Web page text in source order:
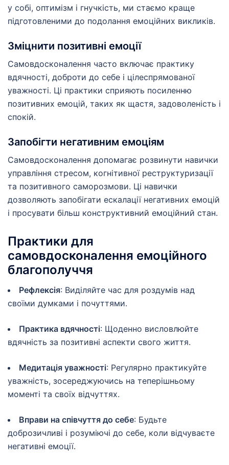
у собі, оптимізм і гнучкість, ми стаємо краще
підготовленими до подолання емоційних викликів.
Зміцнити позитивні емоції
Самовдосконалення часто включає практику
вдячності, доброти до себе і цілеспрямованої
уважності. Ці практики сприяють посиленню
позитивних емоцій, таких як щастя, задоволеність і
спокій.
Запобігти негативним емоціям
Самовдосконалення допомагає розвинути навички
управління стресом, когнітивної реструктуризації
та позитивного саморозмови. Ці навички
дозволяють запобігати ескалації негативних емоцій
і просувати більш конструктивний емоційний стан.
Практики для
самовдосконалення емоційного
благополуччя
Рефлексія: Виділяйте час для роздумів над
своїми думками і почуттями.
Практика вдячності: Щоденно висловлюйте
вдячність за позитивні аспекти свого життя.
Медитація уважності: Регулярно практикуйте
уважність, зосереджуючись на теперішньому
моменті та своїх відчуттях.
Вправи на співчуття до себе: Будьте
доброзичливі і розуміючі до себе, коли відчуваєте
негативні емоції.